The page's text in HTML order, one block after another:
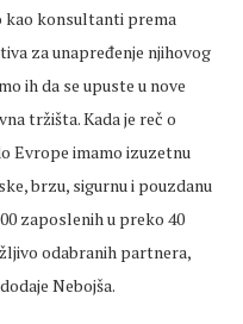
kao konsultanti prema
za unapređenje njihovog
ih da se upuste u nove
tržišta. Kada je reč o
Evrope imamo izuzetnu
brzu, sigurnu i pouzdanu
zaposlenih u preko 40
odabranih partnera,
Nebojša.